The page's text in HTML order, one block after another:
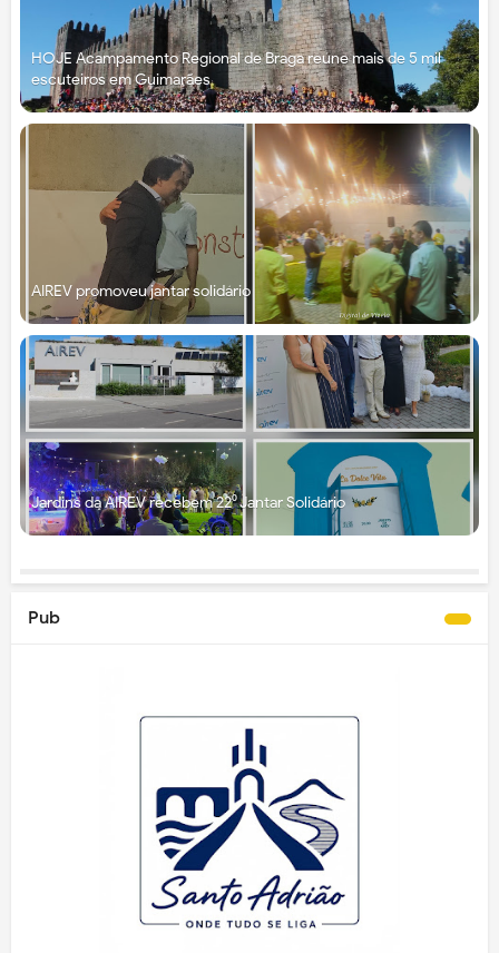
HOJE Acampamento Regional de Braga reúne mais de 5 mil
escuteiros em Guimarães
AIREV promoveu jantar solidário
Jardins da AIREV recebem 22⁰ Jantar Solidário
Pub